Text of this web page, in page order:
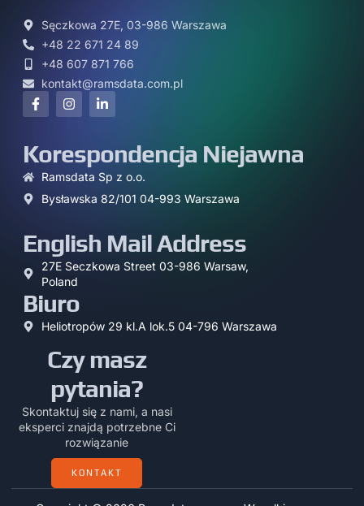
Sęczkowa 27E, 03-986 Warszawa
+48 22 671 24 89
+48 607 871 766
kontakt@ramsdata.com.pl
Korespondencja Niejawna
Ramsdata Sp z o.o.
Bysławska 82/101 04-993 Warszawa
English Mail Address
27E Seczkowa Street 03-986 Warsaw,
Poland
Biuro
Heliotropów 29 kl.A lok.5 04-796 Warszawa
Czy masz
pytania?
Skontaktuj się z nami, a nasi
eksperci znajdą potrzebne Ci
rozwiązanie
KONTAKT